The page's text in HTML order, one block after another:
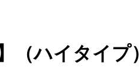
（ハイタイプ）